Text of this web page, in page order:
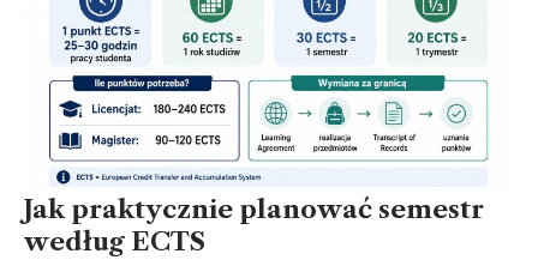
Jak praktycznie planować semestr
według ECTS